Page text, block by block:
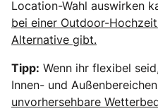
Location-Wahl auswirken
bei einer Outdoor-
Alternative gibt.
Tipp: Wenn ihr flexibel
Innen- und
unvorhersehbare